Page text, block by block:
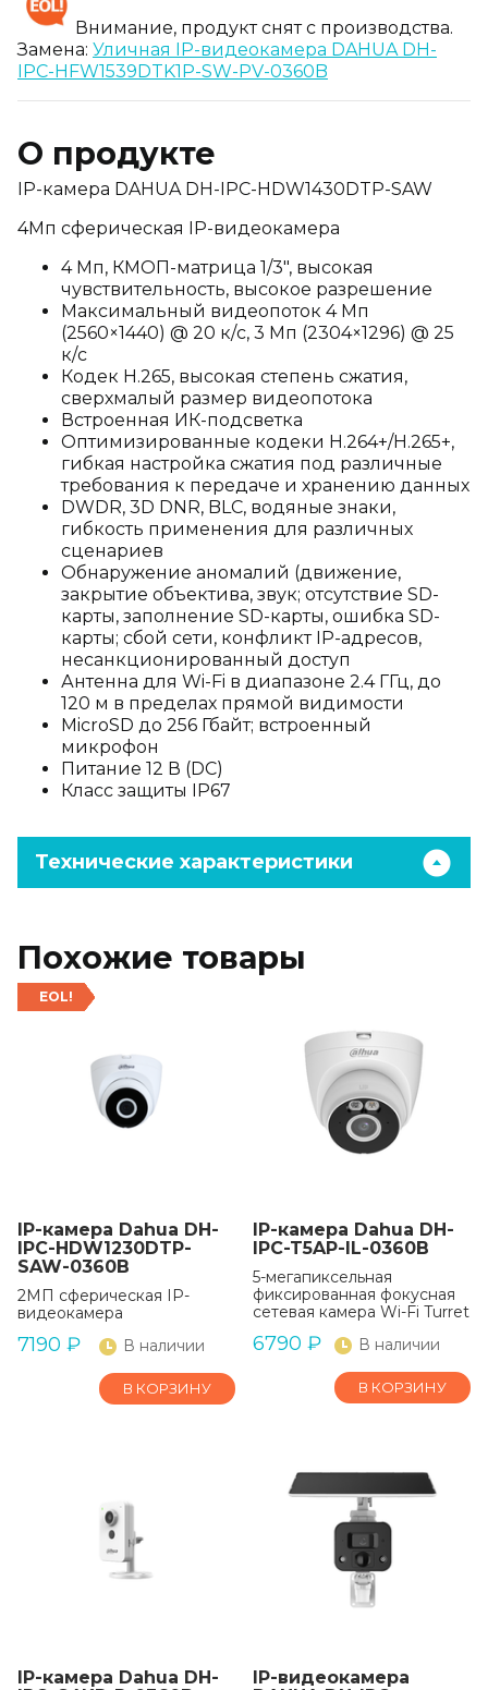
Внимание, продукт снят с производства.
Замена: Уличная IP-видеокамера DAHUA DH-
IPC-HFW1539DTK1P-SW-PV-0360B
О продукте
IP-камера DAHUA DH-IPC-HDW1430DTP-SAW
4Мп сферическая IP-видеокамера
4 Мп, КМОП-матрица 1/3", высокая
чувствительность, высокое разрешение
Максимальный видеопоток 4 Мп
(2560×1440) @ 20 к/с, 3 Мп (2304×1296) @ 25
к/с
Кодек H.265, высокая степень сжатия,
сверхмалый размер видеопотока
Встроенная ИК-подсветка
Оптимизированные кодеки H.264+/H.265+,
гибкая настройка сжатия под различные
требования к передаче и хранению данных
DWDR, 3D DNR, BLC, водяные знаки,
гибкость применения для различных
сценариев
Обнаружение аномалий (движение,
закрытие объектива, звук; отсутствие SD-
карты, заполнение SD-карты, ошибка SD-
карты; сбой сети, конфликт IP-адресов,
несанкционированный доступ
Антенна для Wi-Fi в диапазоне 2.4 ГГц, до
120 м в пределах прямой видимости
MicroSD до 256 Гбайт; встроенный
микрофон
Питание 12 В (DC)
Класс защиты IP67
Технические характеристики
Похожие товары
EOL!
IP-камера Dahua DH-
IPC-HDW1230DTP-
SAW-0360B
2МП сферическая IP-
видеокамера
7190 ₽ В наличии
В КОРЗИНУ
IP-камера Dahua DH-
IPC-T5AP-IL-0360B
5-мегапиксельная
фиксированная фокусная
сетевая камера Wi-Fi Turret
6790 ₽ В наличии
В КОРЗИНУ
IP-камера Dahua DH-
IP-видеокамера